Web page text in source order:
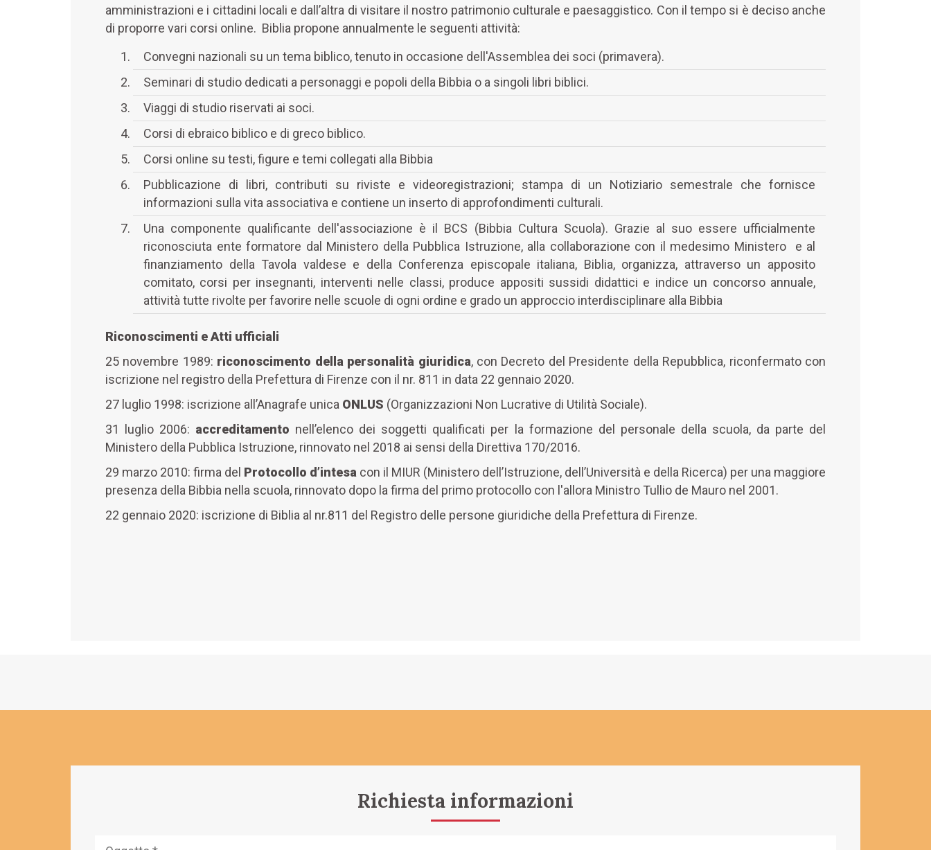
amministrazioni e i cittadini locali e dall’altra di visitare il nostro patrimonio culturale e paesaggistico. Con il tempo si è deciso anche
di proporre vari corsi online. Biblia propone annualmente le seguenti attività:
Convegni nazionali su un tema biblico, tenuto in occasione dell'Assemblea dei soci (primavera).
Seminari di studio dedicati a personaggi e popoli della Bibbia o a singoli libri biblici.
Viaggi di studio riservati ai soci.
Corsi di ebraico biblico e di greco biblico.
Corsi online su testi, figure e temi collegati alla Bibbia
Pubblicazione di libri, contributi su riviste e videoregistrazioni; stampa di un Notiziario semestrale che fornisce
informazioni sulla vita associativa e contiene un inserto di approfondimenti culturali.
Una componente qualificante dell'associazione è il BCS (Bibbia Cultura Scuola). Grazie al suo essere ufficialmente
riconosciuta ente formatore dal Ministero della Pubblica Istruzione, alla collaborazione con il medesimo Ministero e al
finanziamento della Tavola valdese e della Conferenza episcopale italiana, Biblia, organizza, attraverso un apposito
comitato, corsi per insegnanti, interventi nelle classi, produce appositi sussidi didattici e indice un concorso annuale,
attività tutte rivolte per favorire nelle scuole di ogni ordine e grado un approccio interdisciplinare alla Bibbia
Riconoscimenti e Atti ufficiali
25 novembre 1989: riconoscimento della personalità giuridica, con Decreto del Presidente della Repubblica, riconfermato con
iscrizione nel registro della Prefettura di Firenze con il nr. 811 in data 22 gennaio 2020.
27 luglio 1998: iscrizione all’Anagrafe unica ONLUS (Organizzazioni Non Lucrative di Utilità Sociale).
31 luglio 2006: accreditamento nell’elenco dei soggetti qualificati per la formazione del personale della scuola, da parte del
Ministero della Pubblica Istruzione, rinnovato nel 2018 ai sensi della Direttiva 170/2016.
29 marzo 2010: firma del Protocollo d’intesa con il MIUR (Ministero dell’Istruzione, dell’Università e della Ricerca) per una maggiore
presenza della Bibbia nella scuola, rinnovato dopo la firma del primo protocollo con l'allora Ministro Tullio de Mauro nel 2001.
22 gennaio 2020: iscrizione di Biblia al nr.811 del Registro delle persone giuridiche della Prefettura di Firenze.
Richiesta informazioni